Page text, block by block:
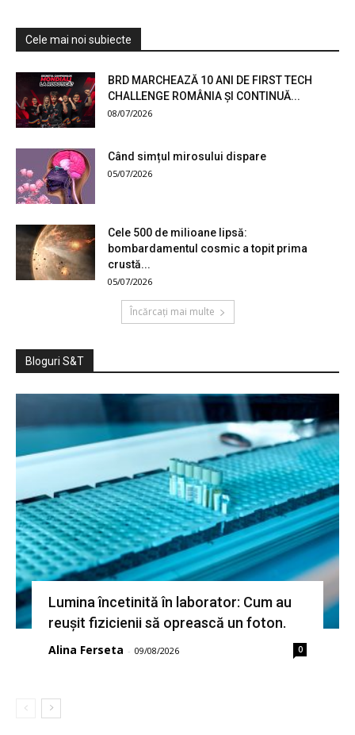
Cele mai noi subiecte
BRD MARCHEAZĂ 10 ANI DE FIRST TECH
CHALLENGE ROMÂNIA ȘI CONTINUĂ...
08/07/2026
Când simțul mirosului dispare
05/07/2026
Cele 500 de milioane lipsă:
bombardamentul cosmic a topit prima
crustă...
05/07/2026
Încărcați mai multe
Bloguri S&T
Lumina încetinită în laborator: Cum au
reușit fizicienii să oprească un foton.
Alina Ferseta - 09/08/2026 0